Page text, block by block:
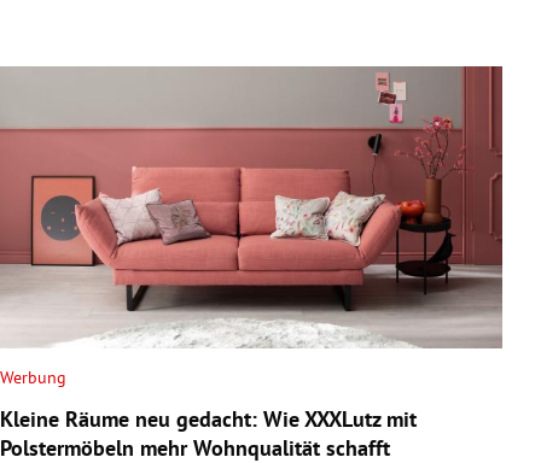
Untermenü
Werbung
Kleine Räume neu gedacht: Wie XXXLutz mit
Polstermöbeln mehr Wohnqualität schafft